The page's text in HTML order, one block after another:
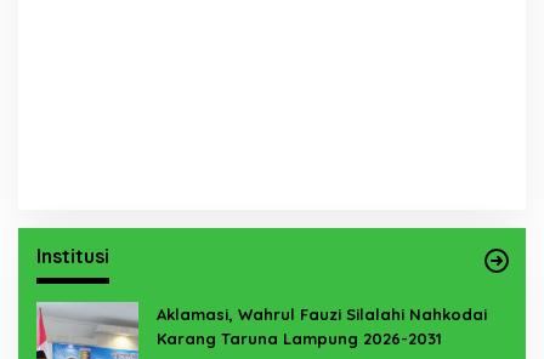
Institusi
Aklamasi, Wahrul Fauzi Silalahi Nahkodai
Karang Taruna Lampung 2026-2031